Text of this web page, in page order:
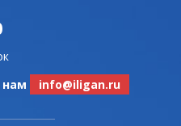
нам
info@iligan.ru